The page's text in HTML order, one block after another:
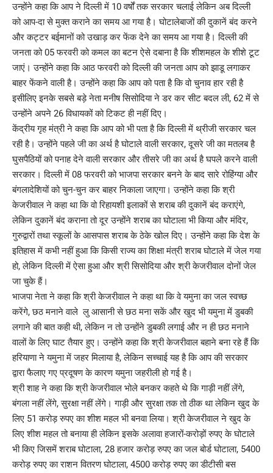
उन्होंने कहा कि आप ने दिल्ली में 10 वर्षों तक सरकार चलाई लेकिन अब दिल्ली
को आप-दा से मुक्त कराने का समय आ गया है। घोटालेबाजों की दुकानें बंद करने
और कट्टर बईमानों को उखाड़ कर फेंक देने का समय आ गया है। दिल्ली की
जनता को 05 फरवरी को कमल का बटन ऐसे दबाना है कि शीशमहल के शीशे टूट
जाएं। उन्होंने कहा कि आठ फरवरी को दिल्ली की जनता आप को झाडू लगाकर
बाहर फेंकने वाली है। उन्होंने कहा कि आप को पता है कि वो चुनाव हार रही है
इसीलिए इनके सबसे बड़े नेता मनीष सिसोदिया ने डर कर सीट बदल ली, 62 में से
उन्होंने अपने 26 विधायकों को टिकट ही नहीं दिए।
केंद्रीय गृह मंत्री ने कहा कि आप को भी पता है कि दिल्ली में थ्रीजी सरकार चल
रही है। उन्होंने पहले जी का अर्थ है घोटाले वाली सरकार, दूसरे जी का मतलब है
घुसपैठियों को पनाह देने वाली सरकार और तीसरे जी का अर्थ है घपले करने वाली
सरकार। दिल्ली में 08 फरवरी को भाजपा सरकार बनने के बाद सारे रोहिंग्या और
बंगलादेशियों को चुन-चुन कर बाहर निकाला जाएगा। उन्होंने कहा कि श्री
केजरीवाल ने कहा था कि वो रिहायशी इलाकों से शराब की दुकानें बंद कराएंगे,
लेकिन दुकानें बंद कराना तो दूर उन्होंने शराब का घोटाला भी किया और मंदिर,
गुरुद्वारों तथा स्कूलों के आसपास शराब के ठेके खोल दिए। उन्होंने कहा कि देश के
इतिहास में कभी नहीं हुआ कि किसी राज्य का शिक्षा मंत्री शराब घोटाले में जेल गया
हो, लेकिन दिल्ली में ऐसा हुआ और श्री सिसोदिया और श्री केजरीवाल दोनों जेल
जा चुके हैं।
भाजपा नेता ने कहा कि श्री केजरीवाल ने कहा था कि वे यमुना का जल स्वच्छ
करेंगे, छठ मनाने वाले लु आसानी से छठ मना सकें और खुद भी यमुना में डुबकी
लगाने की बात कही थी, लेकिन न तो उन्होंने डुबकी लगाई और न ही छठ मनाने
वालों के लिए घाट तैयार हुए। उन्होंने कहा कि श्री केजरीवाल बहाने बना रहे हैं कि
हरियाणा ने यमुना में जहर मिलाया है, लेकिन सच्चाई यह है कि आप की सरकार
द्वारा फैलाए गए प्रदूषण के कारण यमुना जहरीली हो गई है।
श्री शाह ने कहा कि श्री केजरीवाल भोले बनकर कहते थे कि गाड़ी नहीं लेंगे,
बंगला नहीं लेंगे, सुरक्षा नहीं लेंगे। गाड़ी और सुरक्षा तक तो ठीक था लेकिन खुद के
लिए 51 करोड़ रुपए का शीश महल भी बनवा लिया। श्री केजरीवाल ने खुद के
लिए शीश महल तो बनाया ही लेकिन इसके अलावा हजारों-करोड़ों रुपए के घोटाले
भी किए जिसमें शराब घोटाला, 28 हजार करोड़ रुपए का जल बोर्ड घोटाला, 5400
करोड़ रुपए का राशन वितरण घोटाला, 4500 करोड़ रुपए का डीटीसी बस